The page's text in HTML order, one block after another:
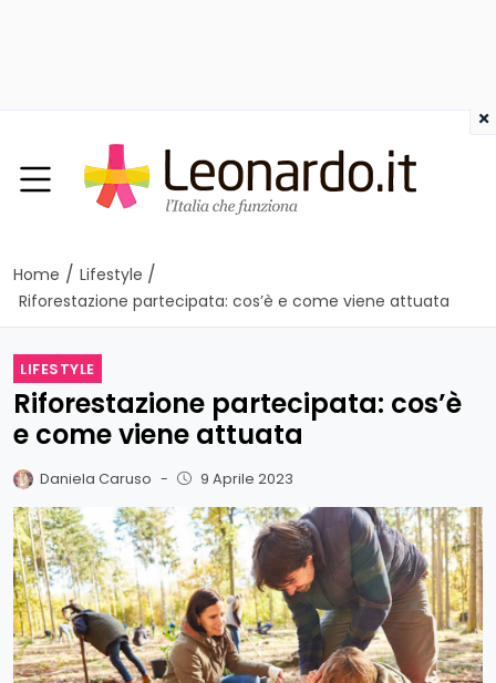
Home / Lifestyle /
Riforestazione partecipata: cos’è e come viene attuata
LIFESTYLE
Riforestazione partecipata: cos’è
e come viene attuata
Daniela Caruso - 9 Aprile 2023
×